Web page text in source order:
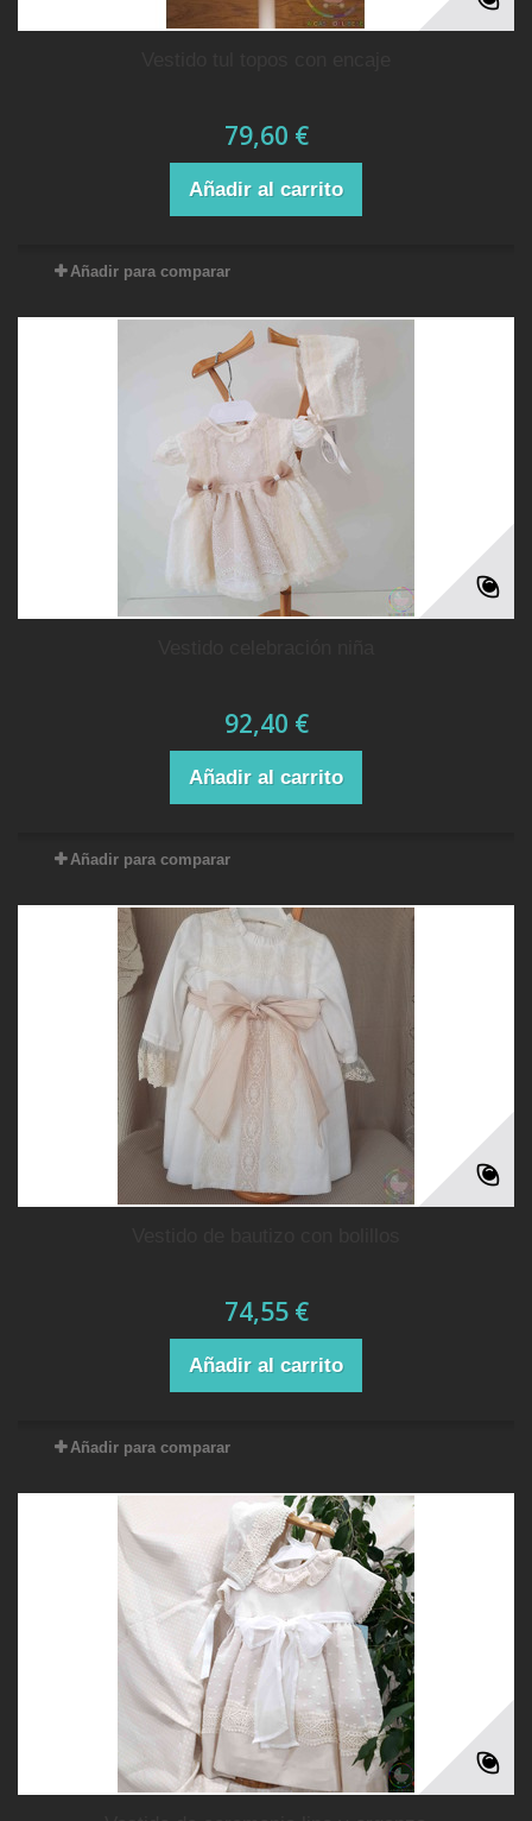
79,60 €
Añadir al carrito
Añadir para comparar
92,40 €
Añadir al carrito
Añadir para comparar
74,55 €
Añadir al carrito
Añadir para comparar